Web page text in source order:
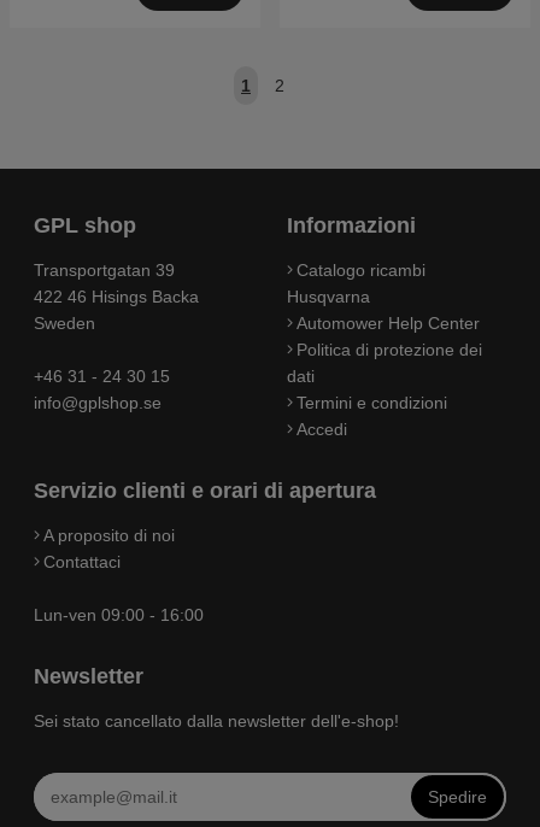
1 2
GPL shop
Transportgatan 39
422 46 Hisings Backa
Sweden
+46 31 - 24 30 15
info@gplshop.se
Informazioni
Catalogo ricambi
Husqvarna
Automower Help Center
Politica di protezione dei
dati
Termini e condizioni
Accedi
Servizio clienti e orari di apertura
A proposito di noi
Contattaci
Lun-ven 09:00 - 16:00
Newsletter
Sei stato cancellato dalla newsletter dell'e-shop!
Spedire